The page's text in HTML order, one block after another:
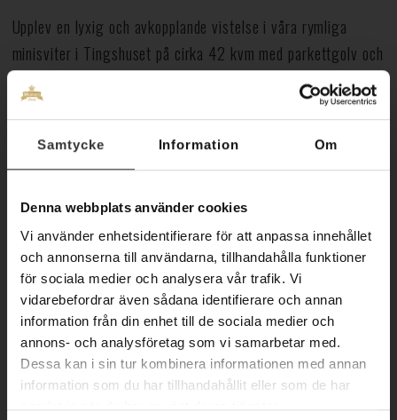
Samtycke Information Om
Denna webbplats använder cookies
Vi använder enhetsidentifierare för att anpassa innehållet
och annonserna till användarna, tillhandahålla funktioner
för sociala medier och analysera vår trafik. Vi
vidarebefordrar även sådana identifierare och annan
information från din enhet till de sociala medier och
annons- och analysföretag som vi samarbetar med.
Dessa kan i sin tur kombinera informationen med annan
information som du har tillhandahållit eller som de har
Upplev en lyxig och avkopplande vistelse i våra rymliga
minisviter i Tingshuset på cirka 42 kvm med parkettgolv och
en Super King size-säng (210 x 210 cm).
I rummen finns AC, dusch, wc, bubbelbadkar, hårtork och tv.
Dessutom är rummen utrustade med en skrivbordsplats samt
en sittgrupp med både fåtölj och soffa – idealiskt för
avkoppling eller arbete. Fritt fibernäts Wi-Fi och tillgång till
relaxavdelningen ingår.
Boka via0485-30530 ellerinfo@hotelskansen.com.
Se våra minisviter i filmen nedan!
Videospelare